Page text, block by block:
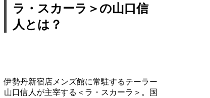
ラ・スカーラ＞の山口信
人とは？
伊勢丹新宿店メンズ館に常駐するテーラー
山口信人が主宰する＜ラ・スカーラ＞。国